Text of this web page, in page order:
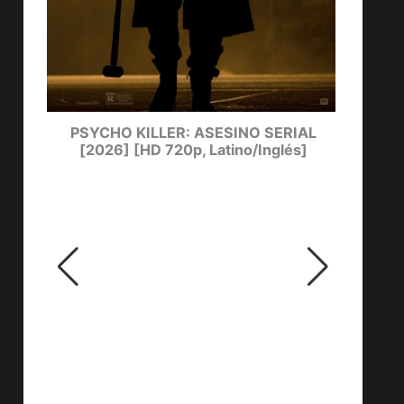
PSYCHO KILLER: ASESINO SERIAL
[2026] [HD 720p, Latino/Inglés]